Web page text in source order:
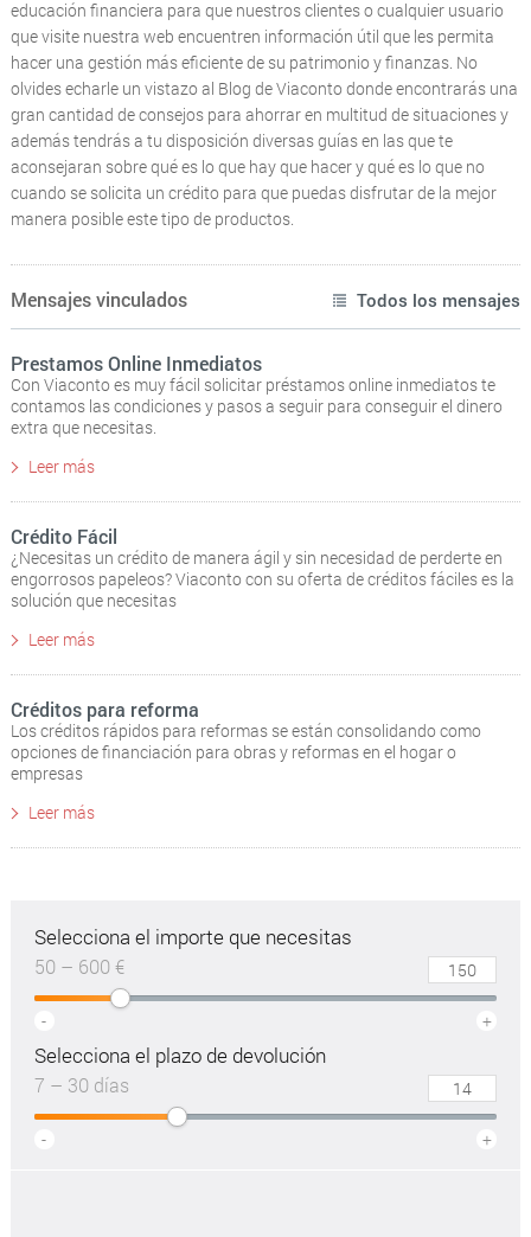
educación financiera para que nuestros clientes o cualquier usuario
que visite nuestra web encuentren información útil que les permita
hacer una gestión más eficiente de su patrimonio y finanzas. No
olvides echarle un vistazo al Blog de Viaconto donde encontrarás una
gran cantidad de consejos para ahorrar en multitud de situaciones y
además tendrás a tu disposición diversas guías en las que te
aconsejaran sobre qué es lo que hay que hacer y qué es lo que no
cuando se solicita un crédito para que puedas disfrutar de la mejor
manera posible este tipo de productos.
Mensajes vinculados Todos los mensajes
Prestamos Online Inmediatos
Con Viaconto es muy fácil solicitar préstamos online inmediatos te
contamos las condiciones y pasos a seguir para conseguir el dinero
extra que necesitas.
Leer más
Crédito Fácil
¿Necesitas un crédito de manera ágil y sin necesidad de perderte en
engorrosos papeleos? Viaconto con su oferta de créditos fáciles es la
solución que necesitas
Leer más
Créditos para reforma
Los créditos rápidos para reformas se están consolidando como
opciones de financiación para obras y reformas en el hogar o
empresas
Leer más
Selecciona el importe que necesitas
50 – 600 €
- +
Selecciona el plazo de devolución
7 – 30 días
- +